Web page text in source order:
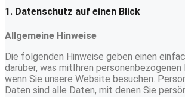
1. Datenschutz auf einen Blick
Allgemeine Hinweise
Die folgenden Hinweise geben einen
darüber, was mitIhren
wenn Sie unsere Website besuchen.
Daten sind alle Daten, mit denen Sie